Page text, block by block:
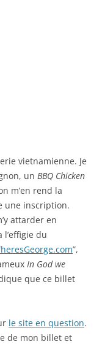
vietnamienne. Je
un BBQ Chicken
m’en rend la
une inscription.
attarder en
du
”,
In God we
que ce billet
le site en question.
de mon billet et